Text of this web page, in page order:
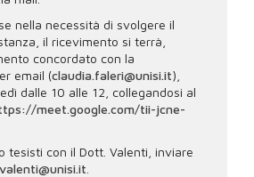
nella necessità di svolgere il
il ricevimento si terrà,
concordato con la
email (claudia.faleri@unisi.it),
dalle 10 alle 12, collegandosi al
meet.google.com/tii-jcne-
tesisti con il Dott. Valenti, inviare